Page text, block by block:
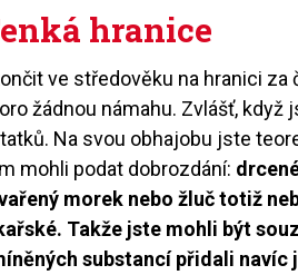
hranice
ve středověku na hranici za
žádnou námahu. Zvlášť,
Na svou obhajobu jste
mohli podat dobrozdání:
morek nebo žluč totiž
Takže jste mohli být
substancí přidali navíc